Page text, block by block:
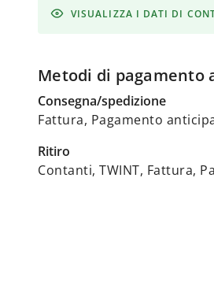
VISUALIZZA I DATI DI
Metodi di pagamento
Consegna/spedizione
Fattura, Pagamento
Ritiro
Contanti, TWINT, Fattura,